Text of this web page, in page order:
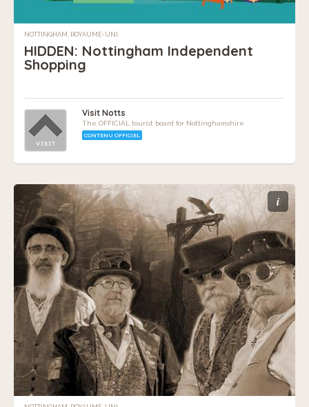
NOTTINGHAM, ROYAUME-UNI
HIDDEN: Nottingham Independent
Shopping
Visit Notts
The OFFICIAL tourist board for Nottinghamshire
CONTENU OFFICIEL
i